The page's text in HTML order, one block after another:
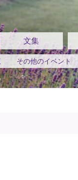
文集
その他のイベント